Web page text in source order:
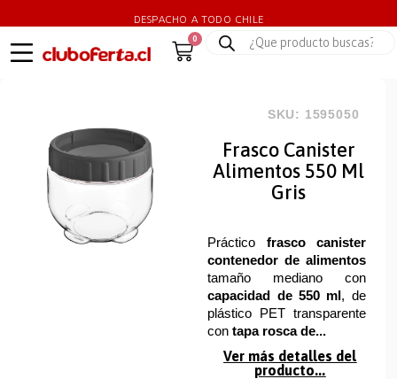
DESPACHO A TODO CHILE
0
SKU: 1595050
Frasco Canister
Alimentos 550 Ml
Gris
Práctico frasco canister
contenedor de alimentos
tamaño mediano con
capacidad de 550 ml, de
plástico PET transparente
con tapa rosca de...
Ver más detalles del
producto...